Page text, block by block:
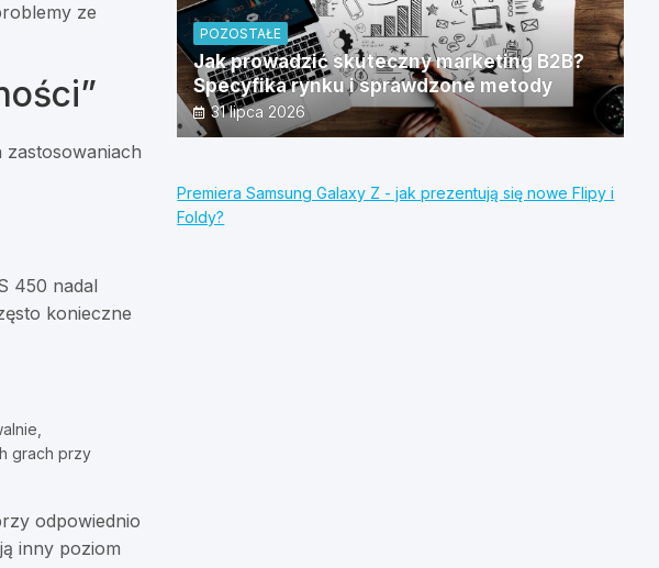
ze
450 nadal
konieczne
grach przy
odpowiednio
inny poziom
POZOSTAŁE
Jak prowadzić skuteczny marketing B2B?
Specyfika rynku i sprawdzone metody
31 lipca 2026
Premiera Samsung Galaxy Z - jak prezentują się nowe Flipy i
Foldy?